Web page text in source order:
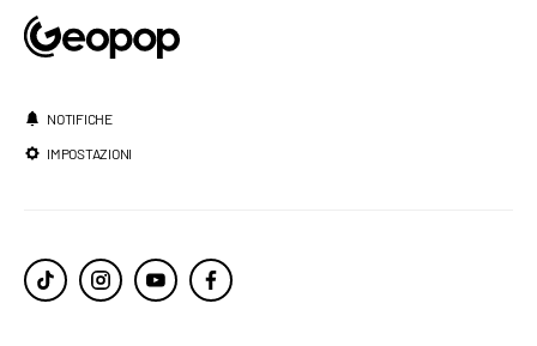
NOTIFICHE
IMPOSTAZIONI